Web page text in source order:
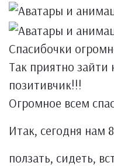
Спасибочки
Так приятно зайти
позитивчик!!!
Огромное всем
Итак, сегодня
ползать, сидеть,